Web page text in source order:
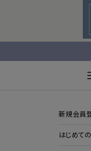
新規会員
はじめて